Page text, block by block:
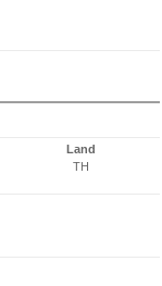
Land
TH